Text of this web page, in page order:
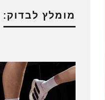
מומלץ לבדוק: